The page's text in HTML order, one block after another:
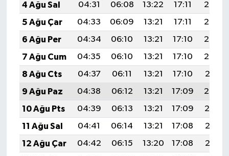
4 Ağu Sal
04:31 06:08 13:22 17:11
20:25
5 Ağu Çar
04:33 06:09 13:21 17:11
20:24
6 Ağu Per
04:34 06:10 13:21 17:10
20:23
7 Ağu Cum
04:35 06:10 13:21 17:10
20:22
8 Ağu Cts
04:37 06:11 13:21 17:10
20:21
9 Ağu Paz
04:38 06:12 13:21 17:09
20:20
10 Ağu Pts
04:39 06:13 13:21 17:09
20:19
11 Ağu Sal
04:41 06:14 13:21 17:08
20:17
12 Ağu Çar
04:42 06:15 13:20 17:08
20:16